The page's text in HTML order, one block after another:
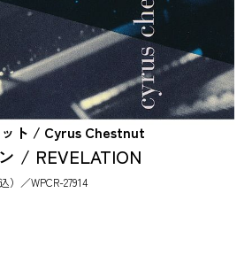
ト / Cyrus Chestnut
/ REVELATION
）／WPCR-27914